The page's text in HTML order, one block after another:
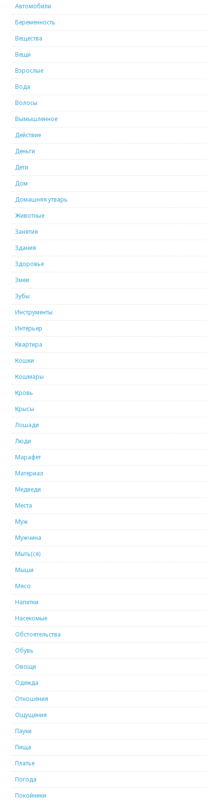
Автомобили
Беременность
Вещества
Вещи
Взрослые
Вода
Волосы
Вымышленное
Действие
Деньги
Дети
Дом
Домашняя утварь
Животные
Занятия
Здания
Здоровье
Змеи
Зубы
Инструменты
Интерьер
Квартира
Кошки
Кошмары
Кровь
Крысы
Лошади
Люди
Марафет
Материал
Медведи
Места
Муж
Мужчина
Мыть(ся)
Мыши
Мясо
Напитки
Насекомые
Обстоятельства
Обувь
Овощи
Одежда
Отношения
Ощущения
Пауки
Пища
Платье
Погода
Покойники